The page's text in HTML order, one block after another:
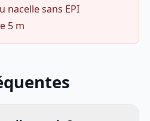
nacelle sans EPI
5 m